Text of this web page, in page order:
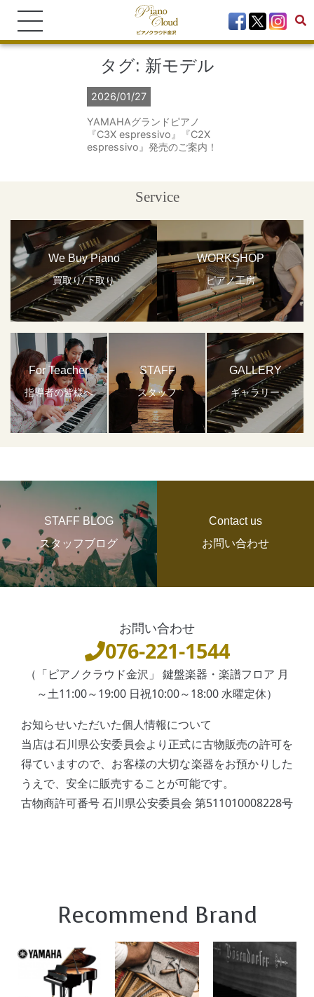
タグ: 新モデル
2026/01/27
YAMAHAグランドピアノ
『C3X espressivo』『C2X
espressivo』発売のご案内！
Service
We Buy Piano
買取り/下取り
WORKSHOP
ピアノ工房
For Teacher
指導者の皆様へ
STAFF
スタッフ
GALLERY
ギャラリー
STAFF BLOG
スタッフブログ
Contact us
お問い合わせ
お問い合わせ
076-221-1544
（「ピアノクラウド金沢」 鍵盤楽器・楽譜フロア 月
～土11:00～19:00 日祝10:00～18:00 水曜定休）
お知らせいただいた個人情報について
当店は石川県公安委員会より正式に古物販売の許可を
得ていますので、お客様の大切な楽器をお預かりした
うえで、安全に販売することが可能です。
古物商許可番号 石川県公安委員会 第511010008228号
Recommend Brand